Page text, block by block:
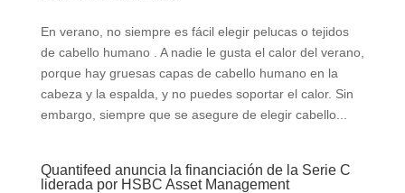
En verano, no siempre es fácil elegir pelucas o tejidos
de cabello humano . A nadie le gusta el calor del verano,
porque hay gruesas capas de cabello humano en la
cabeza y la espalda, y no puedes soportar el calor. Sin
embargo, siempre que se asegure de elegir cabello...
Quantifeed anuncia la financiación de la Serie C
liderada por HSBC Asset Management